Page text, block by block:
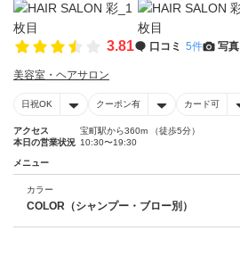
3.81 口コミ 5件 写真
美容室・ヘアサロン
日祝OK クーポン有 カード可
アクセス
宝町駅から360m （徒歩5分）
本日の営業状況 10:30〜19:30
メニュー
カラー
COLOR（シャンプー・ブロー別）